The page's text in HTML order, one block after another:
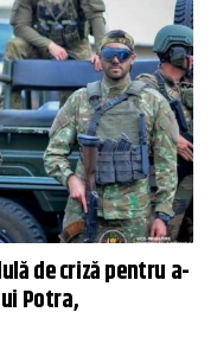
de criză pentru a-
Potra,